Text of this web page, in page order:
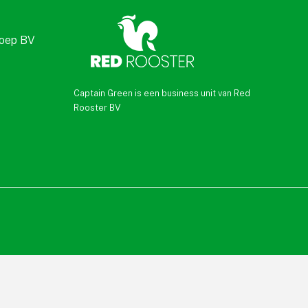
BV
Captain Green is een business unit van Red
Rooster BV